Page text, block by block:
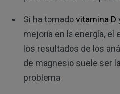
Si ha tomadovitamina D
mejoría en la energía, el
los resultados de los
de magnesio suele ser
problema